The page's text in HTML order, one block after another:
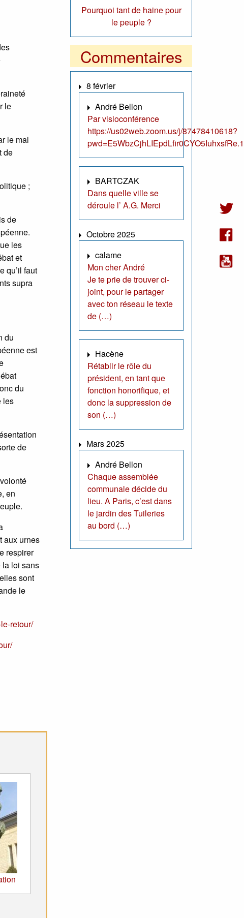
le
le mal
de
;
de
les
et
qu’il faut
supra
du
est
du
les
de
en
aux urnes
respirer
la loi sans
sont
le
retour/
Pourquoi tant de haine pour
le peuple ?
Commentaires
8 février
André Bellon
Par visioconférence
https://us02web.zoom.us/j/87478410618?
BARTCZAK
Dans quelle ville se
déroule l’ A.G. Merci
Octobre 2025
calame
Mon cher André
Je te prie de trouver ci-
joint, pour le partager
avec ton réseau le texte
de (…)
Hacène
Rétablir le rôle du
président, en tant que
fonction honorifique, et
donc la suppression de
son (…)
Mars 2025
André Bellon
Chaque assemblée
communale décide du
lieu. A Paris, c’est dans
le jardin des Tuileries
au bord (…)